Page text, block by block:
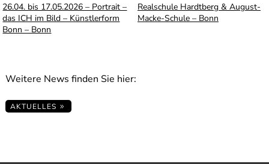
26.04. bis 17.05.2026 – Portrait –
das ICH im Bild – Künstlerform
Bonn – Bonn
Realschule Hardtberg & August-
Macke-Schule – Bonn
Weitere News finden Sie hier:
AKTUELLES